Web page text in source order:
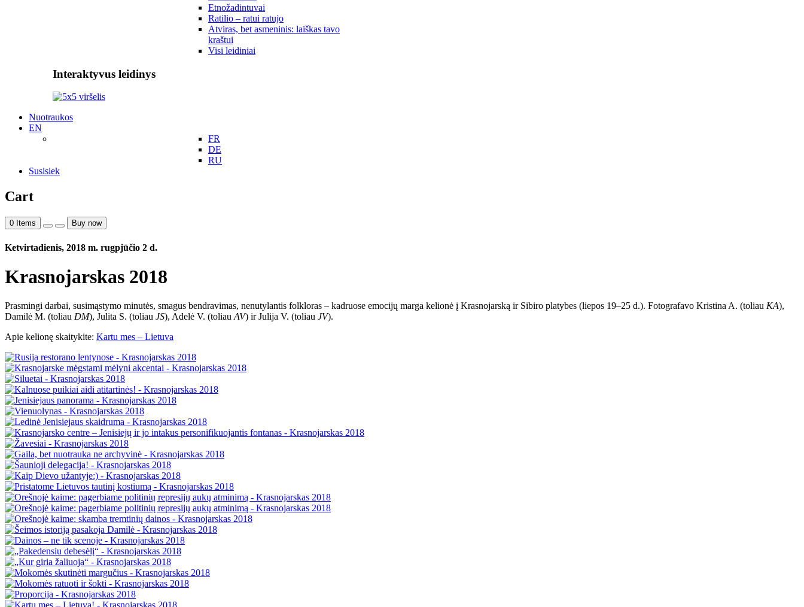
Etnožadintuvai
Ratilio – ratui ratujo
Atviras, bet asmeninis: laiškas tavo
kraštui
Visi leidiniai
Interaktyvus leidinys
Nuotraukos
EN
FR
DE
RU
Susisiek
Cart
0 Items Buy now
Ketvirtadienis, 2018 m. rugpjūčio 2 d.
Krasnojarskas 2018
Prasmingi darbai, susimąstymo minutės, smagus bendravimas, nenutylantis folkloras – kadruose emocijų marga kelionė į Krasnojarską ir Sibiro platybes (liepos 19–25 d.). Fotografavo Kristina A. (toliau KA),
Damilė M. (toliau DM), Julita S. (toliau JS), Adelė V. (toliau AV) ir Julija V. (toliau JV).
Apie kelionę skaitykite: Kartu mes – Lietuva